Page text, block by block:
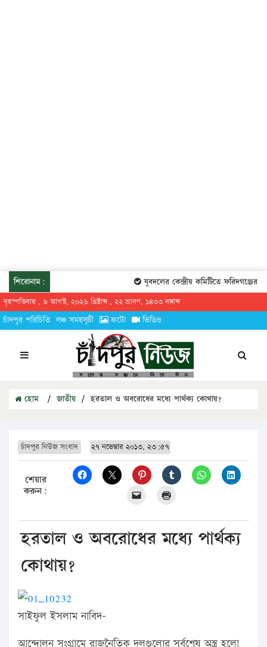
শিরোনাম: যুবদলের কেন্দ্রীয় কমিটিতে ফরিদগঞ্জের
বৃহস্পতিবার , ৬ আগস্ট, ২০২৬ খ্রিষ্টাব্দ , ২২ শ্রাবণ, ১৪৩৩ বঙ্গাব্দ
চাঁদপুর পরিচিতি লঞ্চ সময়সূচী ফটো ভিডিও
হোম / জাতীয় / হরতাল ও অবরোধের মধ্যে পার্থক্য কোথায়?
চাঁদপুর নিউজ সংবাদ ২৭ নভেম্বার ২০১৩, ২৩:৫৭
শেয়ার
করুন:
হরতাল ও অবরোধের মধ্যে পার্থক্য
কোথায়?
সাইফুল ইসলাম নাবিদ–
আন্দোলন সংগ্রামে রাজনৈতিক দলগুলোর সর্বশেষ অস্ত্র হলো